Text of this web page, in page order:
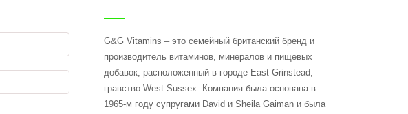
G&G Vitamins – это семейный британский бренд и
производитель витаминов, минералов и пищевых
добавок, расположенный в городе East Grinstead,
гравство West Sussex. Компания была основана в
1965-м году супругами David и Sheila Gaiman и была